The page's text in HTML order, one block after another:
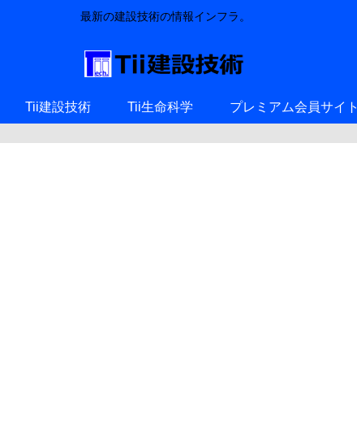
最新の建設技術の情報インフラ。
Tii建設技術 Tii生命科学 プレミアム会員サイト